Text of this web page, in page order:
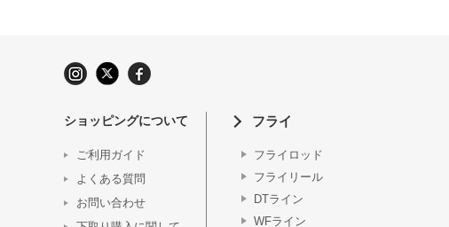
ショッピングについて
ご利用ガイド
よくある質問
お問い合わせ
フライ
フライロッド
フライリール
DTライン
WFライン